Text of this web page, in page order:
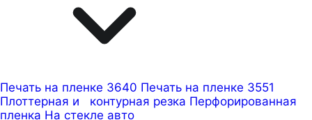
Печать на пленке 3640 Печать на пленке 3551
Плоттерная и контурная резка Перфорированная
пленка На стекле авто